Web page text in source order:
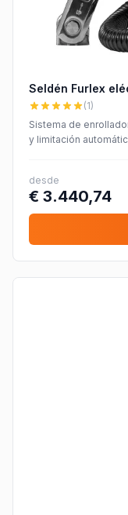
Seldén Furlex
(1)
Sistema de
y limitación
desde
€ 3.440,74